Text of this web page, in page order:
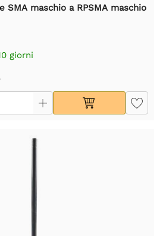
SMA maschio a RPSMA maschio
giorni